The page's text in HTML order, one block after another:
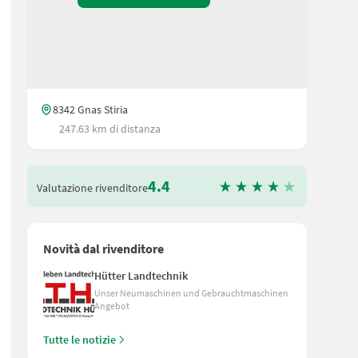
8342 Gnas Stiria
247.63 km di distanza
Valutazione rivenditore4.4
Novità dal rivenditore
Hütter Landtechnik
Unser Neumaschinen und Gebrauchtmaschinen
Angebot
Tutte le notizie